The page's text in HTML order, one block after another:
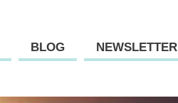
BLOG NEWSLETTER